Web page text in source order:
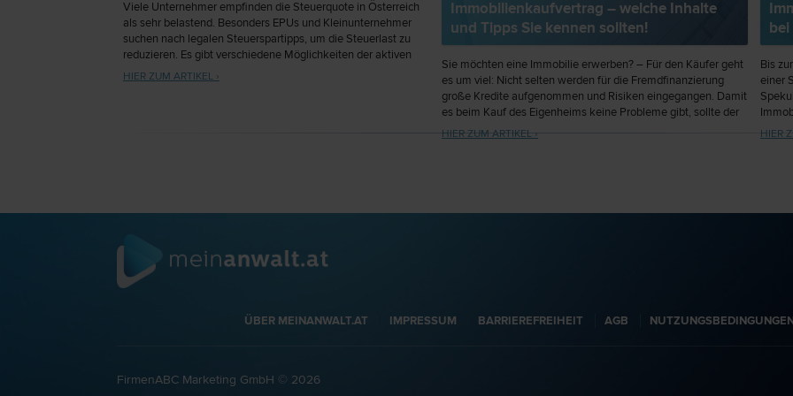
Viele Unternehmer empfinden die Steuerquote in Österreich
als sehr belastend. Besonders EPUs und Kleinunternehmer
suchen nach legalen Steuerspartipps, um die Steuerlast zu
reduzieren. Es gibt verschiedene Möglichkeiten der aktiven
Steuergestaltung, die im Folgenden näher erläutert werden.
HIER ZUM ARTIKEL ›
Immobilienkaufvertrag – welche Inhalte
und Tipps Sie kennen sollten!
Sie möchten eine Immobilie erwerben? – Für den Käufer geht
es um viel: Nicht selten werden für die Fremdfinanzierung
große Kredite aufgenommen und Risiken eingegangen. Damit
es beim Kauf des Eigenheims keine Probleme gibt, sollte der
Kaufvertrag wasserdicht sein. Dieser Artikel möchte Ihnen
einen Überblick über die wesentlichen Inhalte und Klauseln
HIER ZUM ARTIKEL ›
Bis
einer
HIER
ÜBER MEINANWALT.AT IMPRESSUM BARRIEREFREIHEIT AGB
FirmenABC Marketing GmbH © 2026